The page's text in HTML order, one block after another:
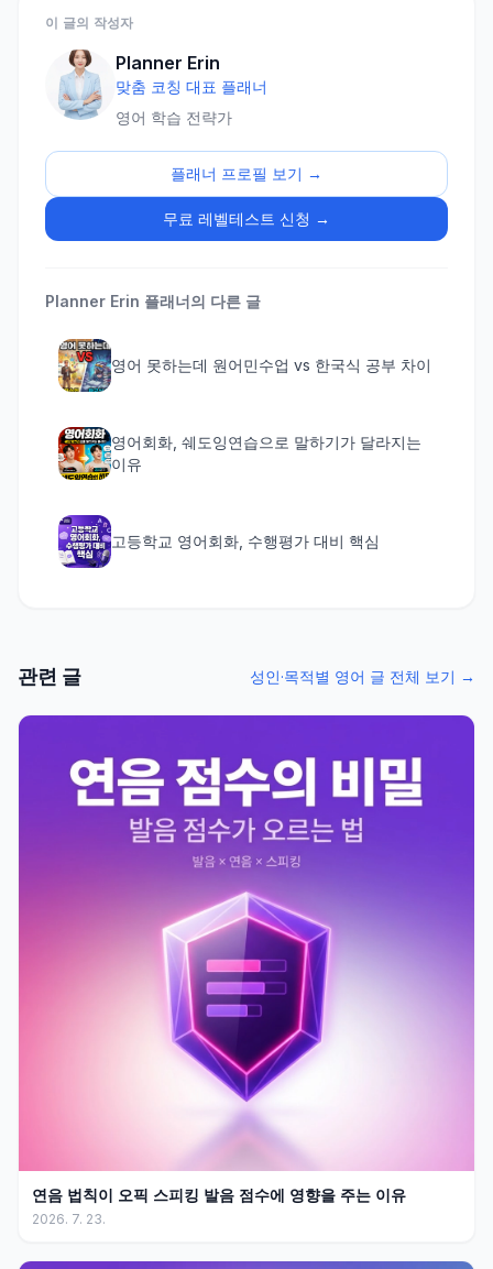
이 글의 작성자
Planner Erin
맞춤 코칭 대표 플래너
영어 학습 전략가
플래너 프로필 보기 →
무료 레벨테스트 신청 →
Planner Erin 플래너의 다른 글
영어 못하는데 원어민수업 vs 한국식 공부 차이
영어회화, 쉐도잉연습으로 말하기가 달라지는
이유
고등학교 영어회화, 수행평가 대비 핵심
관련 글 성인·목적별 영어 글 전체 보기 →
연음 법칙이 오픽 스피킹 발음 점수에 영향을 주는 이유
2026. 7. 23.